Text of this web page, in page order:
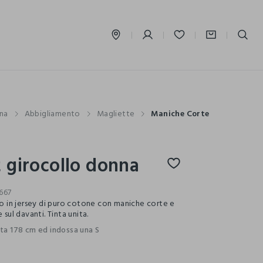
Abbigliamento Magliette Maniche Corte
donna
in jersey di puro cotone con maniche corte e
sul davanti. Tinta unita.
178 cm ed indossa una S